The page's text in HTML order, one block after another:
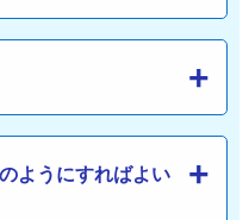
ようにすればよい